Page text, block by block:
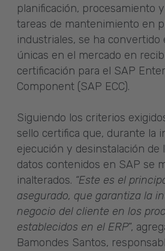
planificación, procesamiento
tareas de mantenimiento en
industriales, se ha convertido
únicas en el mercado en
certificación para el SAP
Component (SAP ECC).
Siguiendo los criterios
sello certifica que, durante la
ejecución y desinstalación de
datos contenidos en SAP se
inalterados. “Este es el
asegurado, que garantiza la
negocio del cliente en los
establecidos en el ERP”,
Bamondes Santos,